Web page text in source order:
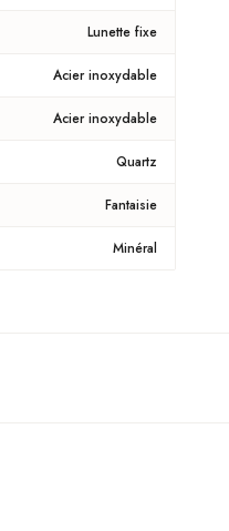
Lunette fixe
Acier inoxydable
Acier inoxydable
Quartz
Fantaisie
Minéral